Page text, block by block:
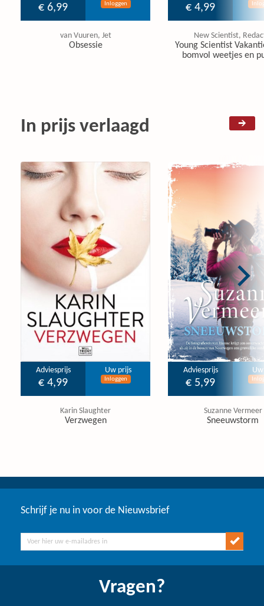
€ 6,99 Inloggen
van Vuuren, Jet
Obsessie
€ 4,99
New Scientist,
Young Scientist
bomvol weetjes en
In prijs verlaagd
Adviesprijs
€ 4,99
Uw prijs
Inloggen
Karin Slaughter
Verzwegen
Adviesprijs
€ 5,99
Suzanne Vermeer
Sneeuwstorm
Schrijf je nu in voor de Nieuwsbrief
Vragen?